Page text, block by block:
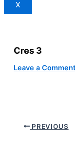
X
Cres 3
Leave a Comment
PREVIOUS